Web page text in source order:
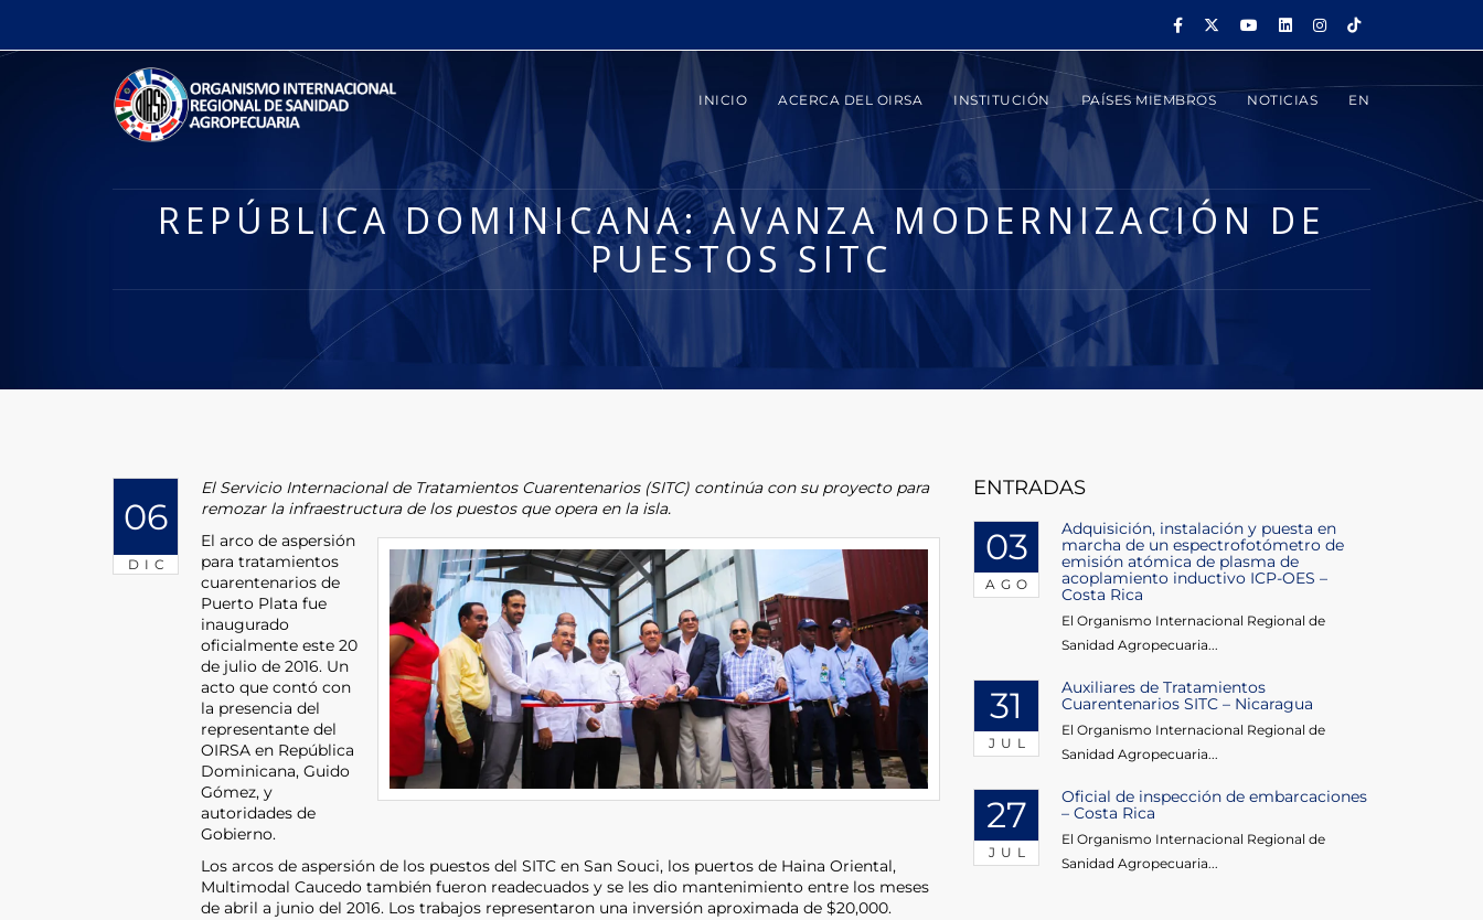
INICIO ACERCA DEL OIRSA INSTITUCIÓN PAÍSES MIEMBROS NOTICIAS EN
REPÚBLICA DOMINICANA: AVANZA MODERNIZACIÓN DE
PUESTOS SITC
06
DIC
El Servicio Internacional de Tratamientos Cuarentenarios (SITC) continúa con su proyecto para
remozar la infraestructura de los puestos que opera en la isla.
El arco de aspersión
para tratamientos
cuarentenarios de
Puerto Plata fue
inaugurado
oficialmente este 20
de julio de 2016. Un
acto que contó con
la presencia del
representante del
OIRSA en República
Dominicana, Guido
Gómez, y
autoridades de
Gobierno.
Los arcos de aspersión de los puestos del SITC en San Souci, los puertos de Haina Oriental,
Multimodal Caucedo también fueron readecuados y se les dio mantenimiento entre los meses
de abril a junio del 2016. Los trabajos representaron una inversión aproximada de $20,000.
ENTRADAS
03
AGO
Adquisición, instalación y puesta en
marcha de un espectrofotómetro de
emisión atómica de plasma de
acoplamiento inductivo ICP-OES –
Costa Rica
El Organismo Internacional Regional de
Sanidad Agropecuaria...
31
JUL
Auxiliares de Tratamientos
Cuarentenarios SITC – Nicaragua
El Organismo Internacional Regional de
Sanidad Agropecuaria...
27
JUL
Oficial de inspección de embarcaciones
– Costa Rica
El Organismo Internacional Regional de
Sanidad Agropecuaria...